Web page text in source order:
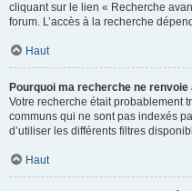
cliquant sur le lien « Recherche
forum. L’accès à la recherche
Haut
Pourquoi ma recherche ne
Votre recherche était probablement
communs qui ne sont pas indexés
d’utiliser les différents filtres
Haut